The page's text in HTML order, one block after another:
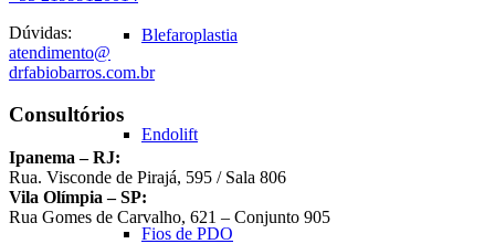
Blefaroplastia
Endolift
Fios de PDO
Dúvidas:
atendimento@
drfabiobarros.com.br
Consultórios
Ipanema – RJ:
Rua. Visconde de Pirajá, 595 / Sala 806
Vila Olímpia – SP:
Rua Gomes de Carvalho, 621 – Conjunto 905